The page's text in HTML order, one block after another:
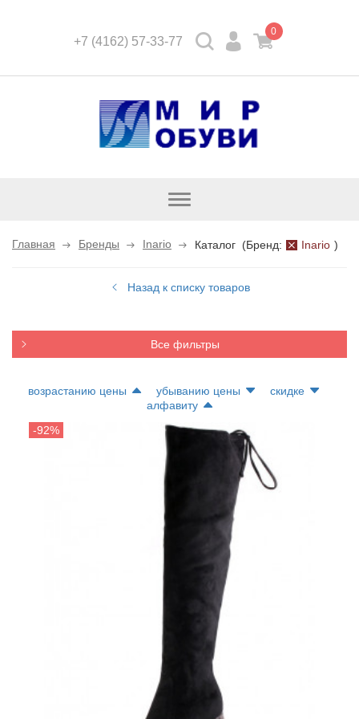
+7 (4162) 57-33-77
0
Открыть
Главная Бренды Inario Каталог (Бренд: Inario )
Назад к списку товаров
Все фильтры
возрастанию цены убыванию цены
скидке
алфавиту